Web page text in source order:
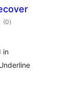
(0전
체)
in